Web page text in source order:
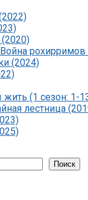
рохирримов
(2024)
жить (1 сезон: 1-
лестница
Поиск